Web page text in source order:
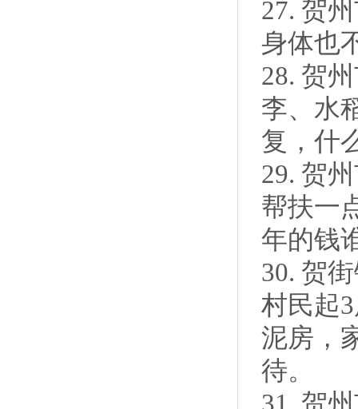
27. 贺
身体也
28. 贺
李、水
复，什
29. 贺
帮扶一
年的钱
30. 贺
村民起
泥房，
待。